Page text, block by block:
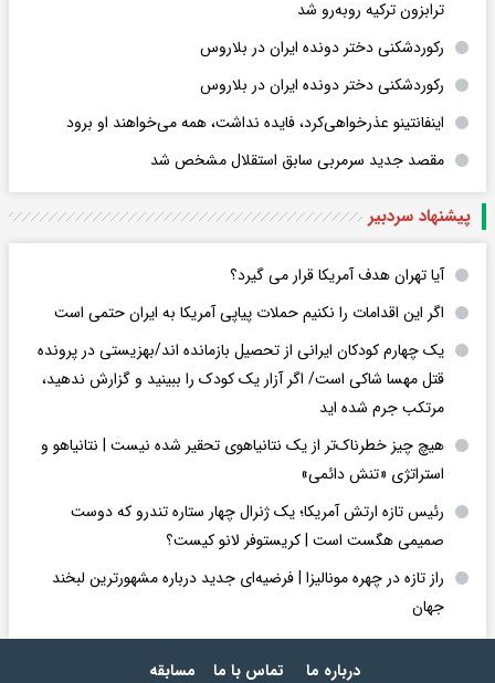
ترابزون ترکیه روبه‌رو شد
رکوردشکنی دختر دونده ایران در بلاروس
رکوردشکنی دختر دونده ایران در بلاروس
اینفانتینو عذرخواهی‌کرد، فایده نداشت، همه می‌خواهند او برود
مقصد جدید سرمربی سابق استقلال مشخص شد
پیشنهاد سردبیر
آیا تهران هدف آمریکا قرار می گیرد؟
اگر این اقدامات را نکنیم حملات پیاپی آمریکا به ایران حتمی است
یک چهارم کودکان ایرانی از تحصیل بازمانده اند/بهزیستی در پرونده
قتل مهسا شاکی است/ اگر آزار یک کودک را ببینید و گزارش ندهید،
مرتکب جرم شده اید
هیچ چیز خطرناک‌تر از یک نتانیاهوی تحقیر شده نیست | نتانیاهو و
استراتژی «تنش دائمی»
رئیس تازه ارتش آمریکا؛ یک ژنرال چهار ستاره تندرو که دوست
صمیمی هگست است | کریستوفر لانو کیست؟
راز تازه در چهره مونالیزا | فرضیه‌ای جدید درباره مشهورترین لبخند
جهان
درباره ما تماس با ما مسابقه